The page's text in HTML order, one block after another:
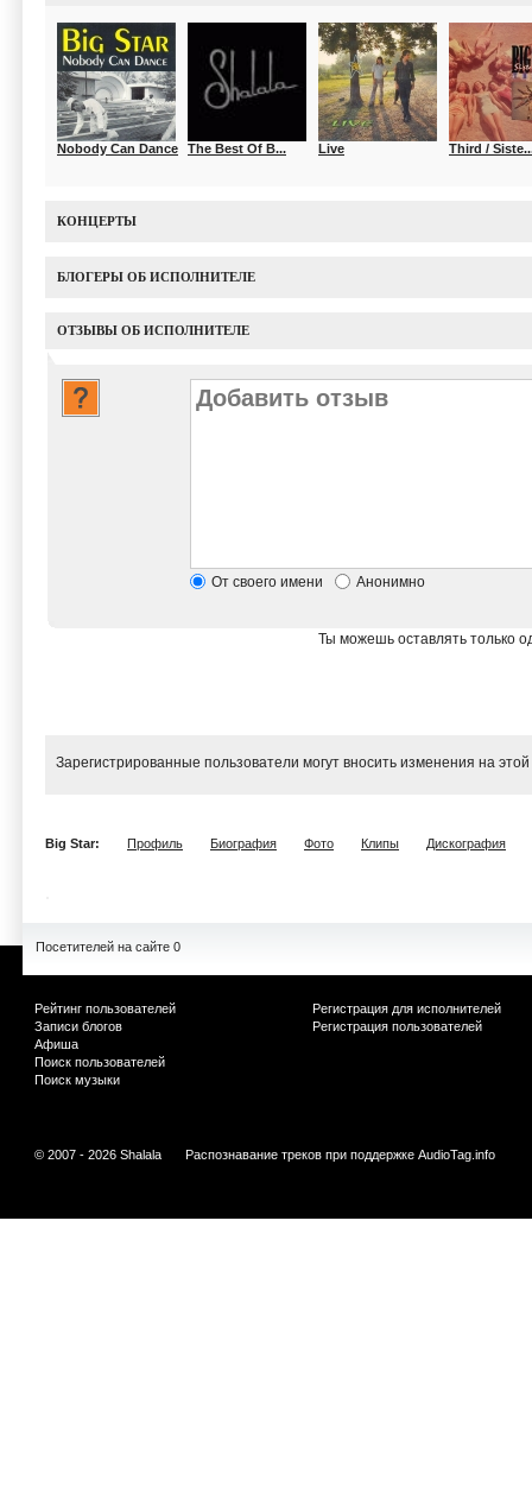
Nobody Can Dance The Best Of B... Live Third /
КОНЦЕРТЫ
БЛОГЕРЫ ОБ ИСПОЛНИТЕЛЕ
ОТЗЫВЫ ОБ ИСПОЛНИТЕЛЕ
От своего имени Анонимно
Ты можешь оставлять только
Зарегистрированные пользователи могут вносить изменения на
Big Star: Профиль Биография Фото Клипы Дискография
Посетителей на сайте 0
Рейтинг пользователей
Записи блогов
Афиша
Поиск пользователей
Поиск музыки
Регистрация для исполнителей
Регистрация пользователей
© 2007 - 2026 Shalala Распознавание треков при поддержке AudioTag.info